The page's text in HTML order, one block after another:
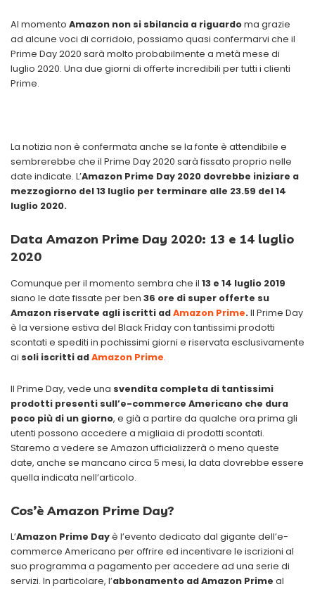
Al momento Amazon non si sbilancia a riguardoma grazie
ad alcune voci di corridoio, possiamo quasi confermarvi che il
Prime Day 2020 sarà molto probabilmente a metà mese di
luglio 2020. Una due giorni di offerte incredibili per tutti i clienti
Prime.
La notizia non è confermata anche se la fonte è attendibile e
sembrerebbe che il Prime Day 2020 sarà fissato proprio nelle
date indicate. L’Amazon Prime Day 2020 dovrebbe iniziare a
mezzogiorno del 13 luglio per terminare alle 23.59 del 14
luglio 2020.
Data Amazon Prime Day 2020: 13 e 14 luglio
2020
Comunque per il momento sembra che il 13 e 14 luglio 2019
siano le date fissate per ben 36 ore di super offerte su
Amazon riservate agli iscritti adAmazon Prime. Il Prime Day
è la versione estiva del Black Friday con tantissimi prodotti
scontati e spediti in pochissimi giorni e riservata esclusivamente
ai soli iscritti adAmazon Prime.
Il Prime Day, vede una svendita completa di tantissimi
prodotti presenti sull’e-commerce Americano che dura
poco più di un giorno, e già a partire da qualche ora prima gli
utenti possono accedere a migliaia di prodotti scontati.
Staremo a vedere se Amazon ufficializzerà o meno queste
date, anche se mancano circa 5 mesi, la data dovrebbe essere
quella indicata nell’articolo.
Cos’è Amazon Prime Day?
L’Amazon Prime Dayè l’evento dedicato dal gigante dell’e-
commerce Americano per offrire ed incentivare le iscrizioni al
suo programma a pagamento per accedere ad una serie di
servizi. In particolare, l’abbonamento ad Amazon Prime al